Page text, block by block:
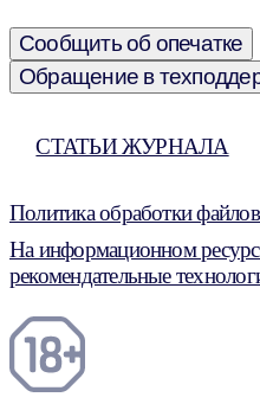
Сообщить об опечатке
Обращение в
СТАТЬИ ЖУРНАЛА
Политика обработки
На информационном
рекомендательные